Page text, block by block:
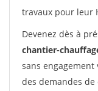
travaux pour leur
Devenez dès à
chantier-
sans
des demandes